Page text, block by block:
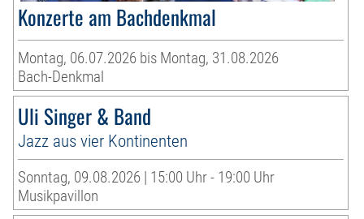
Konzerte am Bachdenkmal
Montag, 06.07.2026 bis Montag, 31.08.2026
Bach-Denkmal
Uli Singer & Band
Jazz aus vier Kontinenten
Sonntag, 09.08.2026 | 15:00 Uhr - 19:00 Uhr
Musikpavillon